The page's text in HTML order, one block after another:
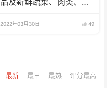
2022年03月30日 49
最新 最早 最热 评分最高